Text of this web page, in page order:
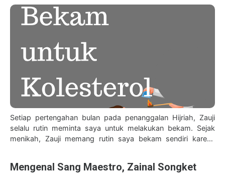
Setiap pertengahan bulan pada penanggalan Hijriah, Zauji
selalu rutin meminta saya untuk melakukan bekam. Sejak
menikah, Zauji memang rutin saya bekam sendiri karena
Mengenal Sang Maestro, Zainal Songket